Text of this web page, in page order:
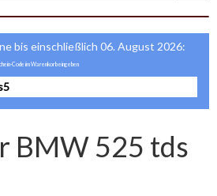
bis einschließlich 06. August 2026:
BMW 525 tds